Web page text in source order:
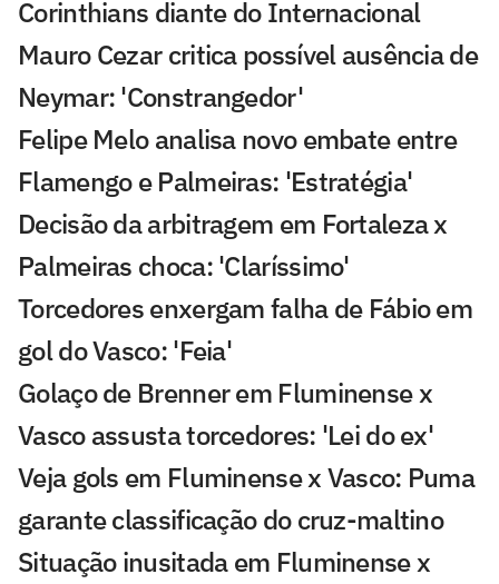
Corinthians diante do Internacional
Mauro Cezar critica possível ausência de
Neymar: 'Constrangedor'
Felipe Melo analisa novo embate entre
Flamengo e Palmeiras: 'Estratégia'
Decisão da arbitragem em Fortaleza x
Palmeiras choca: 'Claríssimo'
Torcedores enxergam falha de Fábio em
gol do Vasco: 'Feia'
Golaço de Brenner em Fluminense x
Vasco assusta torcedores: 'Lei do ex'
Veja gols em Fluminense x Vasco: Puma
garante classificação do cruz-maltino
Situação inusitada em Fluminense x